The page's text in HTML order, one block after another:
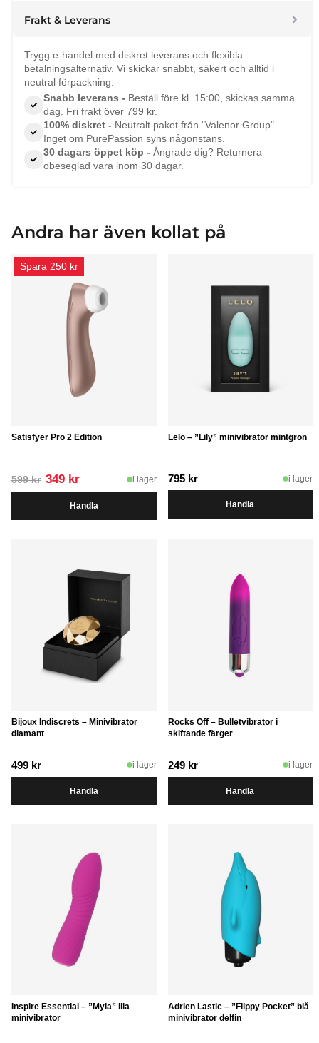
Frakt & Leverans
Trygg e-handel med diskret leverans och flexibla
betalningsalternativ. Vi skickar snabbt, säkert och alltid i
neutral förpackning.
Snabb leverans - Beställ före kl. 15:00, skickas samma
dag. Fri frakt över 799 kr.
100% diskret - Neutralt paket från "Valenor Group".
Inget om PurePassion syns någonstans.
30 dagars öppet köp - Ångrade dig? Returnera
obeseglad vara inom 30 dagar.
Andra har även kollat på
Satisfyer Pro 2 Edition
599kr Det
ursprungliga
priset
var:
349 krDet
nuvarande
priset
är:
i lager
Handla
Spara 250 kr
Lelo – ”Lily” minivibrator mintgrön
795 kr i lager
Handla
Bijoux Indiscrets – Minivibrator
diamant
499 kr i lager
Handla
Rocks Off – Bulletvibrator i
skiftande färger
249 kr i lager
Handla
Inspire Essential – ”Myla” lila
minivibrator
Adrien Lastic – ”Flippy Pocket” blå
minivibrator delfin